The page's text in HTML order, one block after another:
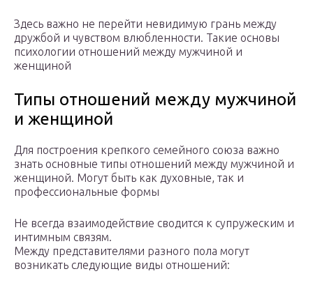
Здесь важно не перейти невидимую грань между
дружбой и чувством влюбленности. Такие основы
психологии отношений между мужчиной и
женщиной
Типы отношений между мужчиной
и женщиной
Для построения крепкого семейного союза важно
знать основные типы отношений между мужчиной и
женщиной. Могут быть как духовные, так и
профессиональные формы
Не всегда взаимодействие сводится к супружеским и
интимным связям.
Между представителями разного пола могут
возникать следующие виды отношений: